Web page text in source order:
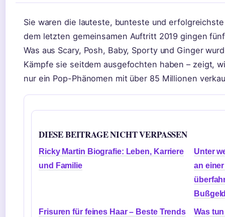
Sie waren die lauteste, bunteste und
dem letzten gemeinsamen Auftritt 2019 gingen
Was aus Scary, Posh, Baby, Sporty und Ginger
Kämpfe sie seitdem ausgefochten haben – zeigt,
nur ein Pop-Phänomen mit über 85 Millionen
DIESE BEITRAGE NICHT VERPASSEN
Ricky Martin Biografie: Leben, Karriere
und Familie
Unter
an
Frisuren für feines Haar – Beste Trends
Was